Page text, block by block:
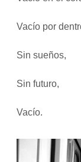
Vacío por
Sin sueños,
Sin futuro,
Vacío.